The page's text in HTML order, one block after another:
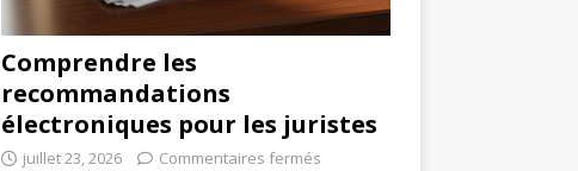
Comprendre les
recommandations
électroniques pour les juristes
juillet 23, 2026 Commentaires fermés